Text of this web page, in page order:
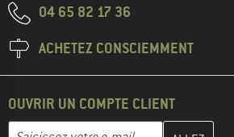
04 65 82 17 36
ACHETEZ CONSCIEMMENT
OUVRIR UN COMPTE CLIENT
Adresse e-mail
Entrez votre adresse e-mail ici et créez